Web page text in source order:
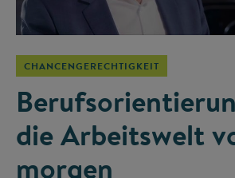
CHANCENGERECHTIGKEIT
die Arbeitswelt
morgen